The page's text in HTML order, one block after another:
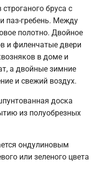
бруса с
паз-гребень. Между
полотно. Двойное
и филенчатые двери
в доме и
а двойные зимние
и свежий воздух.
доска
из полуобрезных
ондулиновым
или зеленого цвета